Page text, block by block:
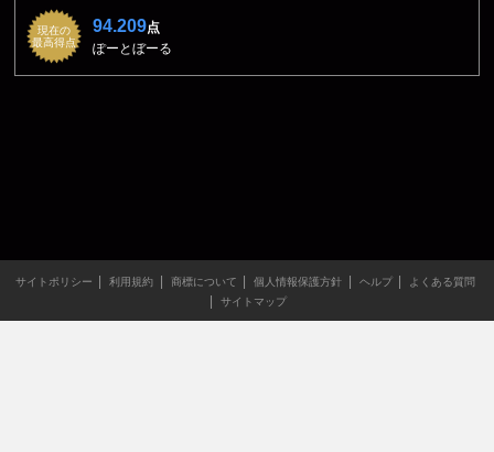
現在の
最高得点
94.209点
ぽーとぼーる
サイトポリシー 利用規約 商標について 個人情報保護方針 ヘルプ
よくある質問
サイトマップ